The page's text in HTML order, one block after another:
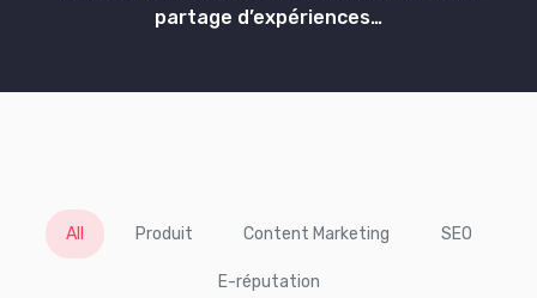
partage d’expériences…
All Produit Content Marketing SEO
E-réputation